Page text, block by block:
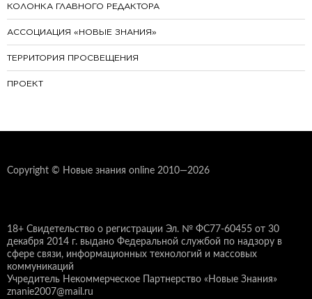
КОЛОНКА ГЛАВНОГО РЕДАКТОРА
АССОЦИАЦИЯ «НОВЫЕ ЗНАНИЯ»
ТЕРРИТОРИЯ ПРОСВЕЩЕНИЯ
ПРОЕКТ
Copyright © Новые знания online 2010—2026
18+ Свидетельство о регистрации Эл. № ФС77-60455 от 30
декабря 2014 г. выдано Федеральной службой по надзору в
сфере связи, информационных технологий и массовых
коммуникаций
Учредитель Некоммерческое Партнерство «Новые Знания»
znanie2007@mail.ru